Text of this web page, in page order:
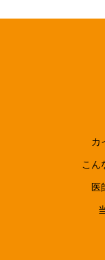
カ
こん
医